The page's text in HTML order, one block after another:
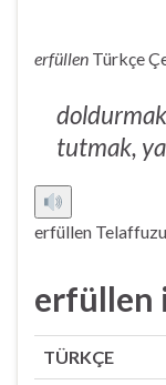
erfüllen Türkçe
tutmak,
erfüllen
erfüllen
TÜRKÇE